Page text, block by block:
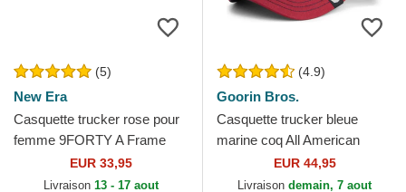
(5)
New Era
Casquette trucker rose pour
femme 9FORTY A Frame
Floral New York Yankees
MLB New Era
EUR 33,95
Livraison 13 - 17 aout
(4.9)
Goorin Bros.
Casquette trucker bleue
marine coq All American
Rooster Goorin Bros.
EUR 44,95
Livraison demain, 7 aout